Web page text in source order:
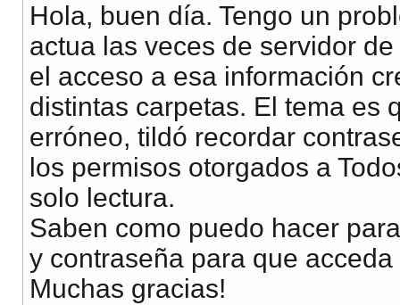
Hola, buen día. Tengo un
actua las veces de servidor
el acceso a esa información
distintas carpetas. El tema es
erróneo, tildó recordar
los permisos otorgados a
solo lectura.
Saben como puedo hacer
y contraseña para que
Muchas gracias!